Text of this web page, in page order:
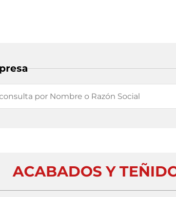
ACABADOS Y